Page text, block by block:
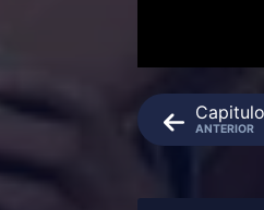
Capitulo
ANTERIOR